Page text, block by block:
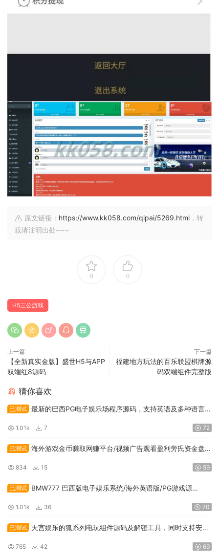
原文链接： https://www.kk058.com/qipai/5269.html ，转
载请注明出处~~~
0 0
H5三公游戏
上一篇
【全新真实金版】盛世H5与APP
双端红8源码
下一篇
福建地方玩法的百乐联盟棋牌源
码双端组件完整版
猜你喜欢
已测试 最新的巴西PG电子娱乐场程序源码，支持英语及多种语言，
1.01k 7 72
已测试 海外游戏金币赚取网赚平台/视频广告观看盈利旁氏资金盘程
834 15 59
已测试
BMW777 巴西版电子娱乐系统/海外英语版/PG游戏源
1.01k 36 70
已测试
天宫娱乐的狐系列电玩组件源码及解密工具，同时支持安卓
765 42 69